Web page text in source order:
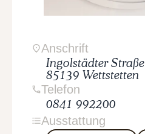
Anschrift
Ingolstädter Straße
85139 Wettstetten
Telefon
0841 992200
Ausstattung